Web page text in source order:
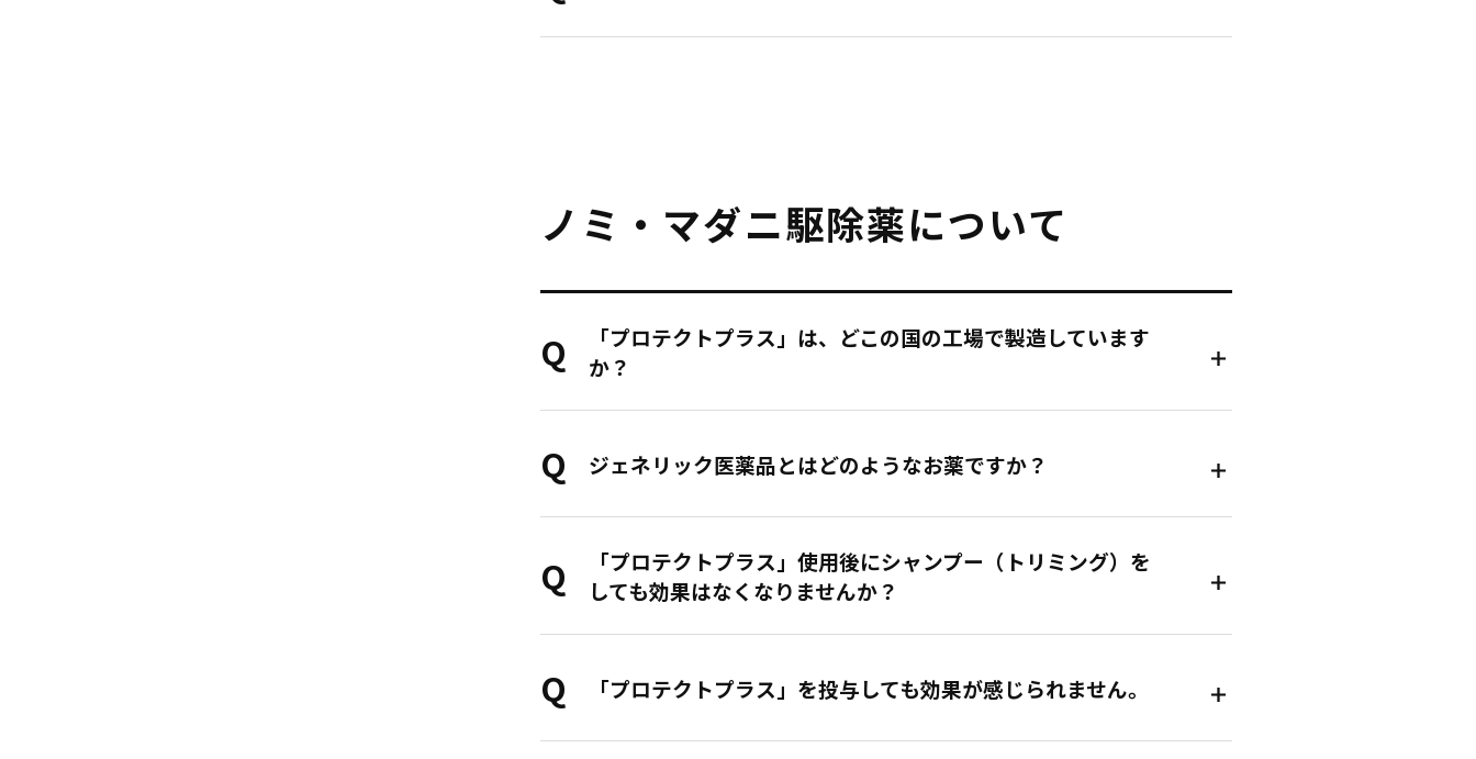
ノミ・マダニ駆除薬について
「プロテクトプラス」は、どこの国の工場で製造しています
か？
ジェネリック医薬品とはどのようなお薬ですか？
「プロテクトプラス」使用後にシャンプー（トリミング）を
しても効果はなくなりませんか？
「プロテクトプラス」を投与しても効果が感じられません。